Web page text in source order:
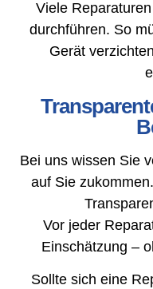
Viele
durchführen. So
Gerät
Bei uns wissen Sie
auf Sie
Vor jeder
Einschätzung –
Sollte sich eine